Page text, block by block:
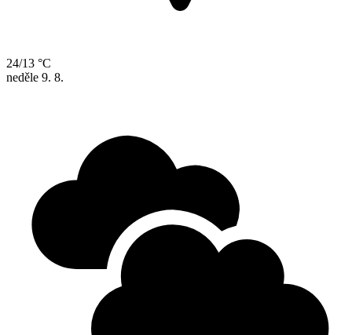
24/13 °C
neděle 9. 8.